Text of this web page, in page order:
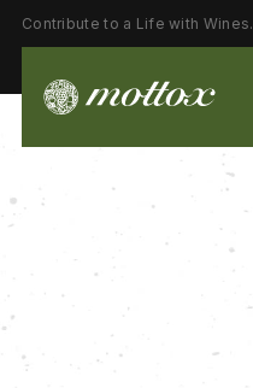
Contribute to a Life with Wines.